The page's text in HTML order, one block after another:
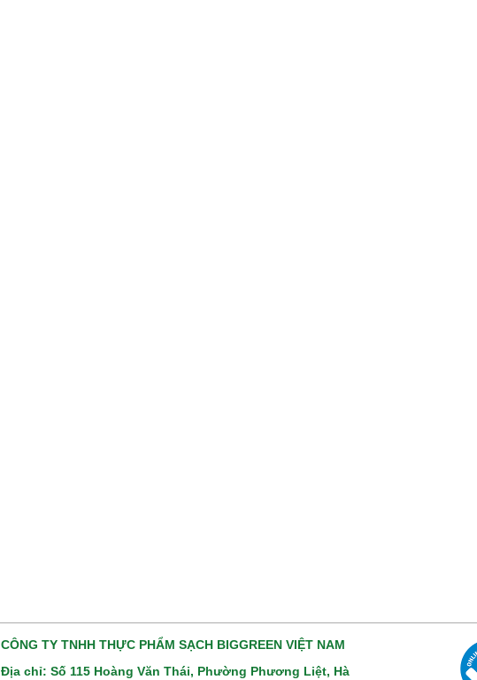
CÔNG TY TNHH THỰC PHẨM SẠCH BIGGREEN VIỆT NAM
Địa chỉ: Số 115 Hoàng Văn Thái, Phường Phương Liệt, Hà